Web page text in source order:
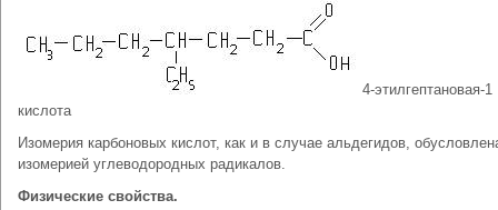
4-этилгептановая-1
кислота
Изомерия карбоновых кислот, как и в случае альдегидов,
изомерией углеводородных радикалов.
Физические свойства.